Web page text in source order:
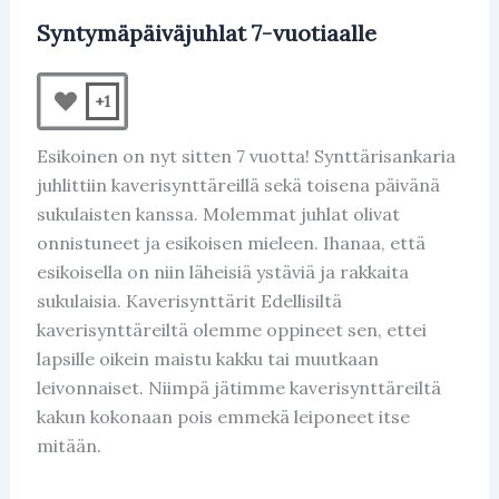
Syntymäpäiväjuhlat 7-vuotiaalle
+1
Esikoinen on nyt sitten 7 vuotta! Synttärisankaria
juhlittiin kaverisynttäreillä sekä toisena päivänä
sukulaisten kanssa. Molemmat juhlat olivat
onnistuneet ja esikoisen mieleen. Ihanaa, että
esikoisella on niin läheisiä ystäviä ja rakkaita
sukulaisia. Kaverisynttärit Edellisiltä
kaverisynttäreiltä olemme oppineet sen, ettei
lapsille oikein maistu kakku tai muutkaan
leivonnaiset. Niimpä jätimme kaverisynttäreiltä
kakun kokonaan pois emmekä leiponeet itse
mitään.